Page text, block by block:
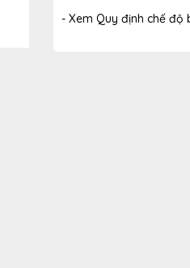
- Xem Quy định chế độ